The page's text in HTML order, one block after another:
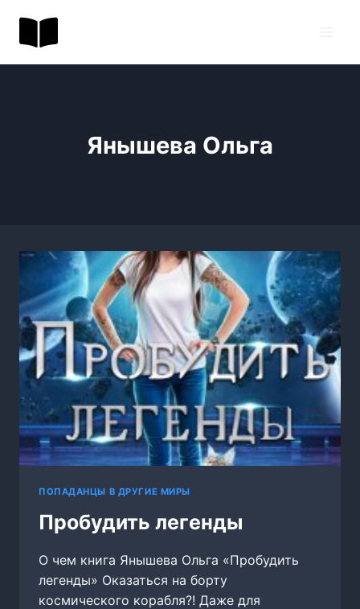
содержимому
Янышева Ольга
ПОПАДАНЦЫ В ДРУГИЕ МИРЫ
Пробудить легенды
О чем книга Янышева Ольга «Пробудить
легенды» Оказаться на борту
космического корабля?! Даже для